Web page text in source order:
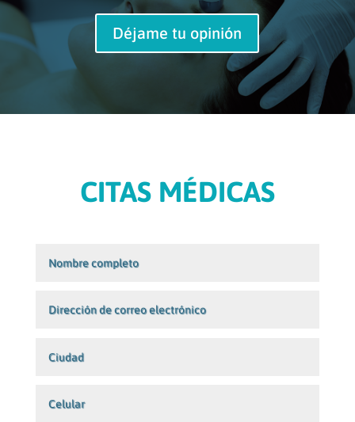
Déjame tu opinión
CITAS MÉDICAS